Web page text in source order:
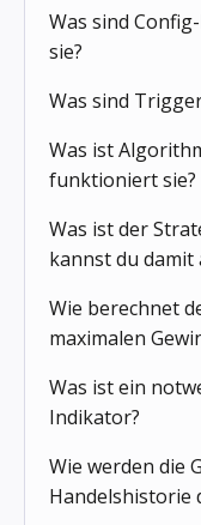
Was sind
sie?
Was sind
Was ist
funktioniert sie?
Was ist der
kannst du damit
Wie berechnet
maximalen
Was ist ein
Indikator?
Wie werden die
Handelshistorie